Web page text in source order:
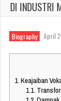
DI INDUSTRI
Biography April
1.Keajaiban
1.1.